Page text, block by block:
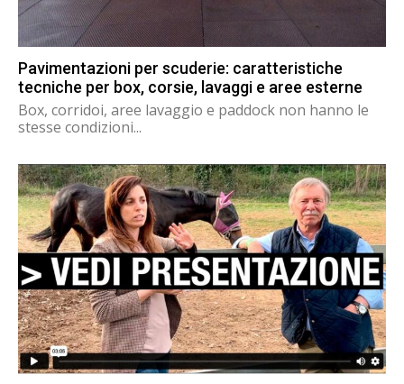
Pavimentazioni per scuderie: caratteristiche
tecniche per box, corsie, lavaggi e aree esterne
Box, corridoi, aree lavaggio e paddock non hanno le
stesse condizioni...